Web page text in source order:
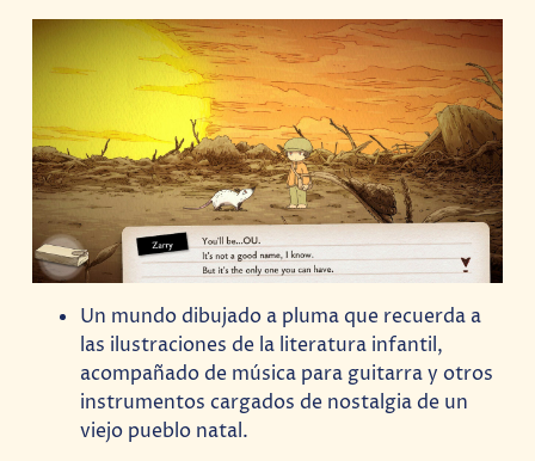
Un mundo dibujado a pluma que recuerda a
las ilustraciones de la literatura infantil,
acompañado de música para guitarra y otros
instrumentos cargados de nostalgia de un
viejo pueblo natal.